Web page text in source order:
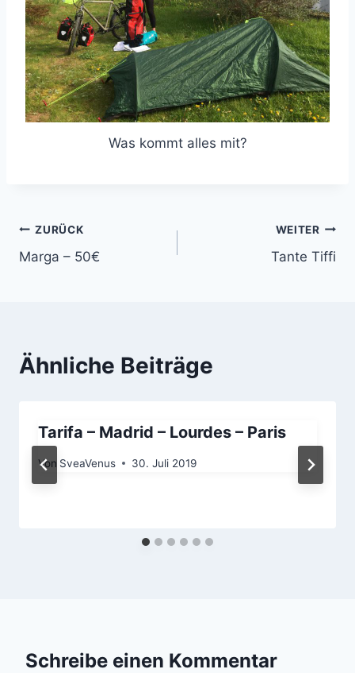
Was kommt alles mit?
Beitragsnavigation
ZURÜCK
Marga – 50€
WEITER
Tante Tiffi
Ähnliche Beiträge
Tarifa – Madrid – Lourdes – Paris
Von SveaVenus 30. Juli 2019
Schreibe einen Kommentar